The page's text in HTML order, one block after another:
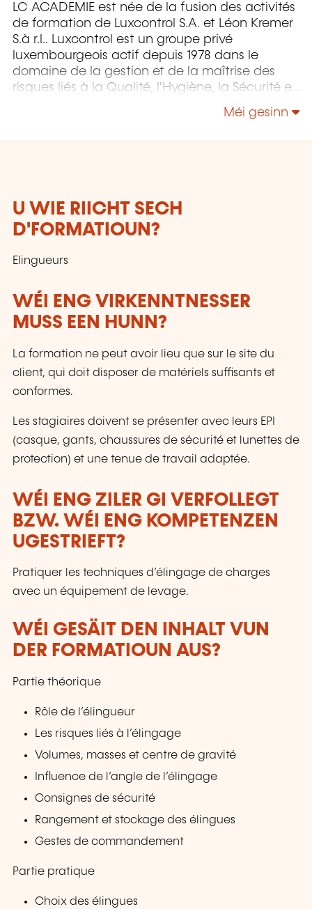
LC ACADEMIE est née de la fusion des activités
de formation de Luxcontrol S.A. et Léon Kremer
S.à r.l.. Luxcontrol est un groupe privé
luxembourgeois actif depuis 1978 dans le
domaine de la gestion et de la maîtrise des
risques liés à la Qualité, l'Hygiène, la Sécurité et
Méi gesinn
U WIE RIICHT SECH
D'FORMATIOUN?
Elingueurs
WÉI ENG VIRKENNTNESSER
MUSS EEN HUNN?
La formation ne peut avoir lieu que sur le site du
client, qui doit disposer de matériels suffisants et
conformes.
Les stagiaires doivent se présenter avec leurs EPI
(casque, gants, chaussures de sécurité et lunettes de
protection) et une tenue de travail adaptée.
WÉI ENG ZILER GI VERFOLLEGT
BZW. WÉI ENG KOMPETENZEN
UGESTRIEFT?
Pratiquer les techniques d’élingage de charges
avec un équipement de levage.
WÉI GESÄIT DEN INHALT VUN
DER FORMATIOUN AUS?
Partie théorique
Rôle de l’élingueur
Les risques liés à l’élingage
Volumes, masses et centre de gravité
Influence de l’angle de l’élingage
Consignes de sécurité
Rangement et stockage des élingues
Gestes de commandement
Partie pratique
Choix des élingues